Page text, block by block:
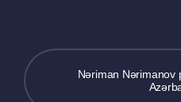
Nəriman Nərimanov